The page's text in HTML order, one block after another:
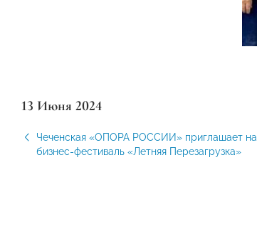
13 Июня 2024
Чеченская «ОПОРА РОССИИ» приглашает на
бизнес-фестиваль «Летняя Перезагрузка»